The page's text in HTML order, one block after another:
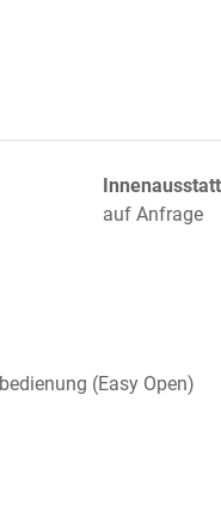
auf Anfrage
(Easy Open)